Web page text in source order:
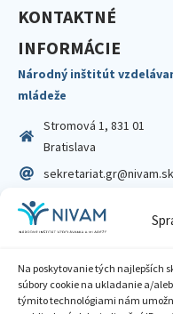
Na poskytovanie tých najlepších
súbory cookie na ukladanie a/
týmito technológiami nám
KONTAKTNÉ
INFORMÁCIE
Národný inštitút
mládeže
Stromová 1, 831 01
Bratislava
sekretariat.gr@nivam.sk
IČO: 00164348
DIČ: 2020798714